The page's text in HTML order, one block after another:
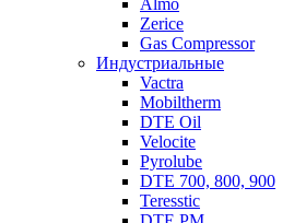
Almo
Zerice
Gas Compressor
Индустриальные
Vactra
Mobiltherm
DTE Oil
Velocite
Pyrolube
DTE 700, 800, 900
Teresstic